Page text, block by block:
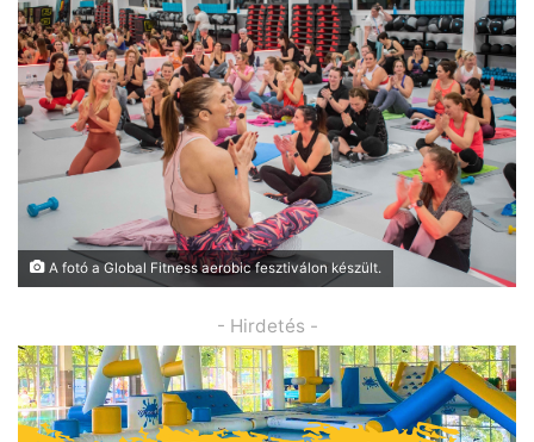
A fotó a Global Fitness aerobic fesztiválon készült.
- Hirdetés -